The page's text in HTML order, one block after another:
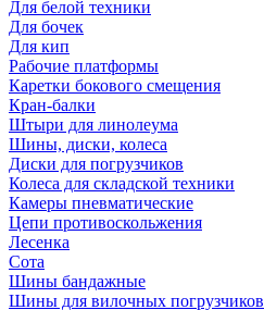
Для белой техники
Для бочек
Для кип
Рабочие платформы
Каретки бокового смещения
Кран-балки
Штыри для линолеума
Шины, диски, колеса
Диски для погрузчиков
Колеса для складской техники
Камеры пневматические
Цепи противоскольжения
Лесенка
Сота
Шины бандажные
Шины для вилочных погрузчиков